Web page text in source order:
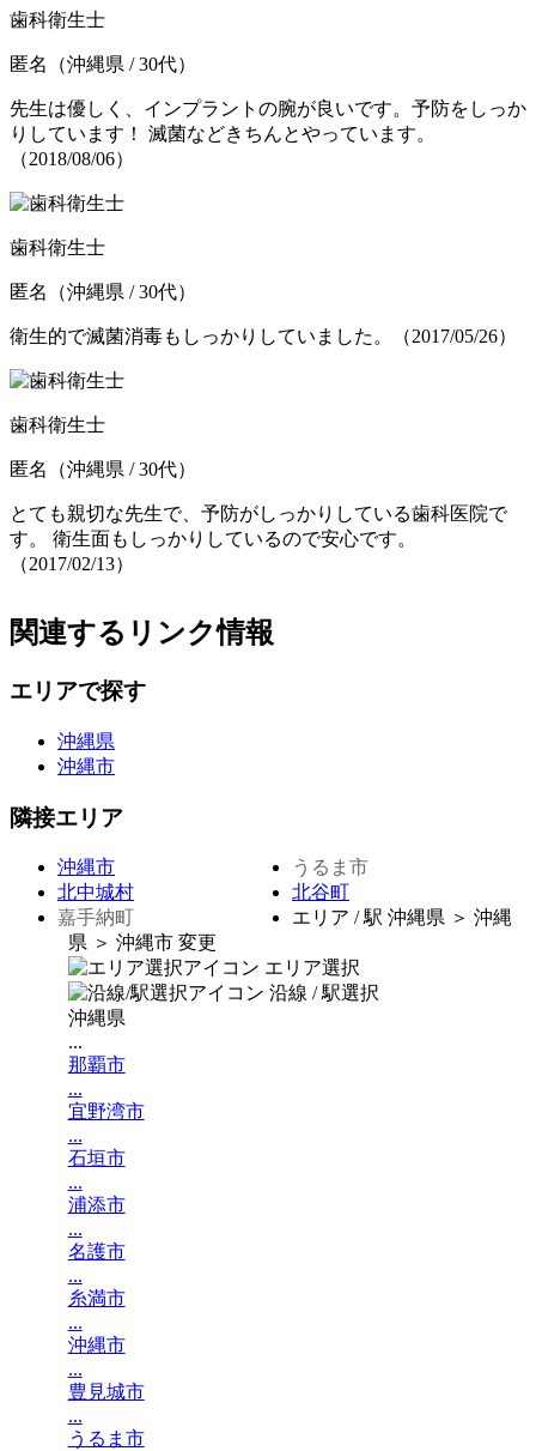
歯科衛生士
匿名 （沖縄県 / 30代）
先生は優しく、インプラントの腕が良いです。予防をしっか
りしています！ 滅菌などきちんとやっています。
（2018/08/06）
歯科衛生士
匿名 （沖縄県 / 30代）
衛生的で滅菌消毒もしっかりしていました。 （2017/05/26）
歯科衛生士
匿名 （沖縄県 / 30代）
とても親切な先生で、予防がしっかりしている歯科医院で
す。 衛生面もしっかりしているので安心です。
（2017/02/13）
関連するリンク情報
エリアで探す
沖縄県
沖縄市
隣接エリア
沖縄市
うるま市
北中城村
北谷町
嘉手納町
エリア / 駅 沖縄県 ＞ 沖縄
県 ＞ 沖縄市 変更
エリア選択
沿線 / 駅選択
沖縄県
...
那覇市
...
宜野湾市
...
石垣市
...
浦添市
...
名護市
...
糸満市
...
沖縄市
...
豊見城市
...
うるま市